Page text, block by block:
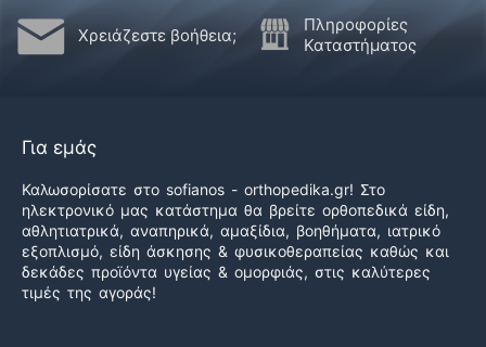
Χρειάζεστε βοήθεια;
Πληροφορίες
Καταστήματος
Για εμάς
Καλωσορίσατε στο sofianos - orthopedika.gr! Στο
ηλεκτρονικό μας κατάστημα θα βρείτε ορθοπεδικά είδη,
αθλητιατρικά, αναπηρικά, αμαξίδια, βοηθήματα, ιατρικό
εξοπλισμό, είδη άσκησης & φυσικοθεραπείας καθώς και
δεκάδες προϊόντα υγείας & ομορφιάς, στις καλύτερες
τιμές της αγοράς!